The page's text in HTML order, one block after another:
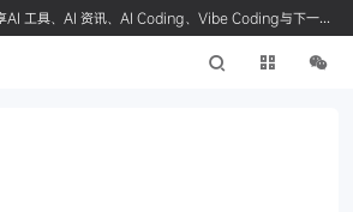
AI 工具、AI 资讯、AI Coding、Vibe Coding与下一代
藏我们